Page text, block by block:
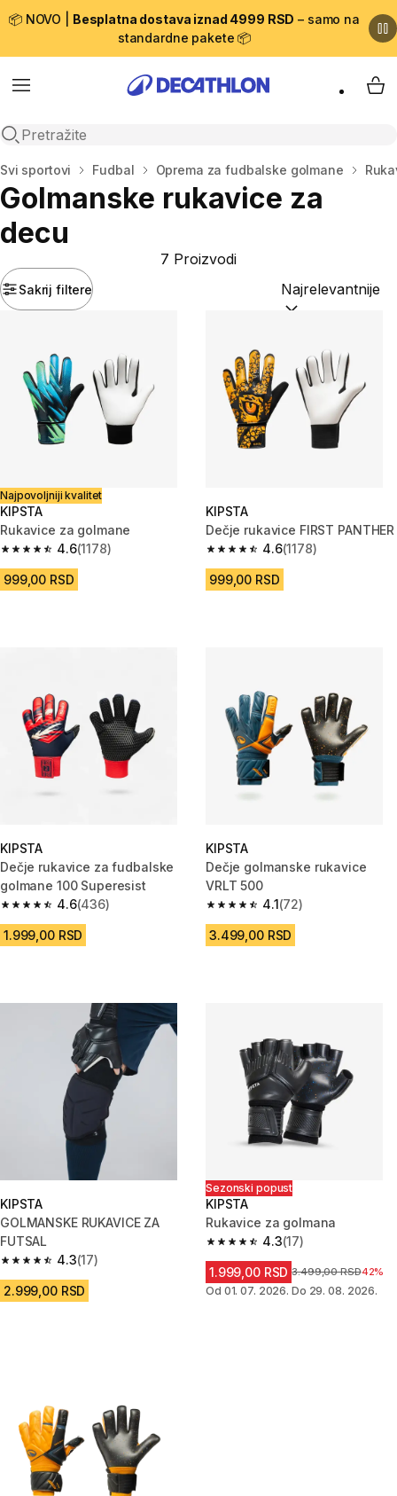
📦 NOVO | Besplatna dostava iznad 4999 RSD – samo na
standardne pakete 📦
Menu
Open search
My
Početna stranica
Svi sportovi Fudbal Oprema za fudbalske golmane
Golmanske rukavice za
decu
Sakrij filtere
7 Proizvodi
Sortiraj po:
Najpovoljniji kvalitet
KIPSTA
Rukavice za golmane
4.6
4.6 od 5 zvezdica from 1178 Recenzije
(1178)
999,00 RSD
KIPSTA
Dečje rukavice FIRST PANTHER
4.6
4.6 od 5 zvezdica from 1178
(1178)
999,00 RSD
KIPSTA
Dečje rukavice za fudbalske
golmane 100 Superesist
4.6
4.6 od 5 zvezdica from 436 Recenzije
(436)
1.999,00 RSD
KIPSTA
Dečje golmanske rukavice
VRLT 500
4.1
4.1 od 5 zvezdica from 72
(72)
3.499,00 RSD
KIPSTA
GOLMANSKE RUKAVICE ZA
FUTSAL
4.3
4.3 od 5 zvezdica from 17 Recenzije
(17)
2.999,00 RSD
Sezonski popust
KIPSTA
Rukavice za golmana
4.3
4.3 od 5 zvezdica from 17
(17)
1.999,00 RSD Cena pre sniženja
3.499,00 RSD42%
Od 01. 07. 2026. Do 29. 08. 2026.